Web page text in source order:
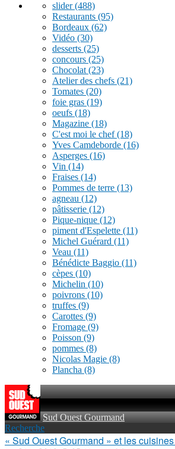
slider(488)
Restaurants (95)
Bordeaux (62)
Vidéo (30)
desserts (25)
concours (25)
Chocolat (23)
Atelier des chefs (21)
Tomates (20)
foie gras (19)
oeufs (18)
Magazine (18)
C'est moi le chef(18)
Yves Camdeborde (16)
Asperges (16)
Vin (14)
Fraises (14)
Pommes de terre (13)
agneau (12)
pâtisserie (12)
Pique-nique (12)
piment d'Espelette (11)
Michel Guérard (11)
Veau (11)
Bénédicte Baggio (11)
cèpes (10)
Michelin (10)
poivrons (10)
truffes (9)
Carottes (9)
Fromage (9)
Poisson (9)
pommes (8)
Nicolas Magie (8)
Plancha (8)
Sud Ouest Gourmand
Recherche
« Sud Ouest Gourmand » et les